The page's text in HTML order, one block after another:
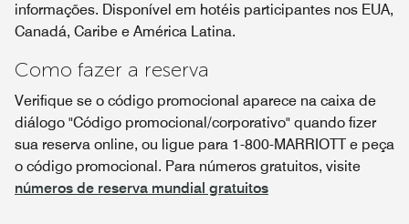
informações. Disponível em hotéis participantes nos EUA,
Canadá, Caribe e América Latina.
Como fazer a reserva
Verifique se o código promocional aparece na caixa de
diálogo "Código promocional/corporativo" quando fizer
sua reserva online, ou ligue para 1-800-MARRIOTT e peça
o código promocional. Para números gratuitos, visite
números de reserva mundial gratuitos